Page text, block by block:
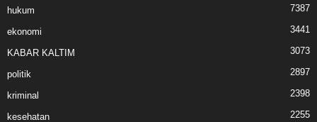
hukum 7387
ekonomi 3441
KABAR KALTIM 3073
politik 2897
kriminal 2398
kesehatan 2255